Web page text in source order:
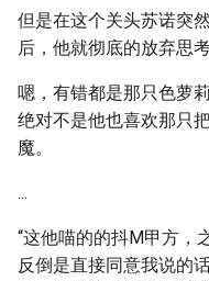
但是在这个关头苏诺突
后，他就彻底的放弃思考
嗯，有错都是那只色萝
绝对不是他也喜欢那只
魔。
...
“这他喵的的抖M甲方，
反倒是直接同意我说的